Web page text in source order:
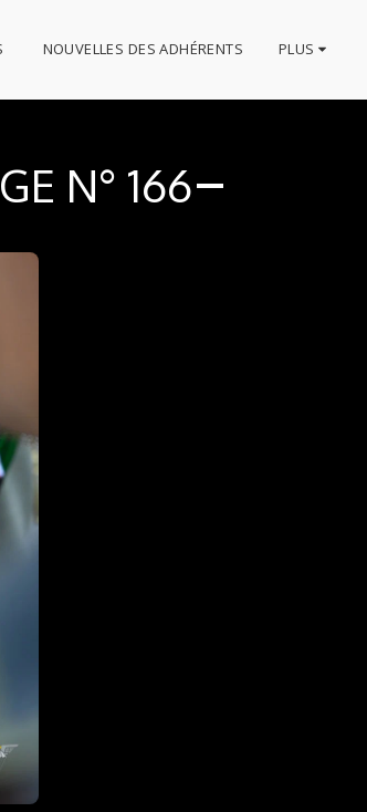
NOUVELLES DES ADHÉRENTS PLUS
N° 166